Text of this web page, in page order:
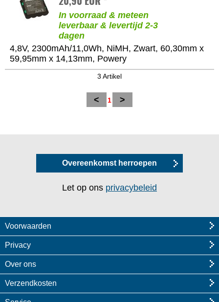
In voorraad & meteen
leverbaar & levertijd 2-3
dagen
4,8V, 2300mAh/11,0Wh, NiMH, Zwart, 60,30mm x
59,95mm x 14,13mm, Powery
3 Artikel
< 1 >
Overeenkomst herroepen
Let op ons privacybeleid
Voorwaarden
Privacy
Over ons
Verzendkosten